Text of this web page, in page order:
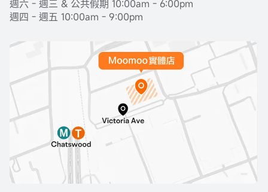
週六 - 週三 & 公共假期 10:00am - 6:00pm
週四 - 週五 10:00am - 9:00pm